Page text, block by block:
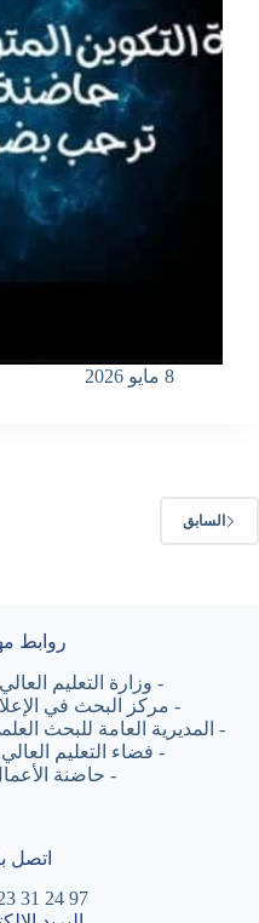
8 مايو 2026
السابق
روابط
- وزارة التعليم
- مركز البحث في
- المديرية العامة للبحث
- فضاء التعليم
- حاضنة
اتصل
97 24 31 23 213+